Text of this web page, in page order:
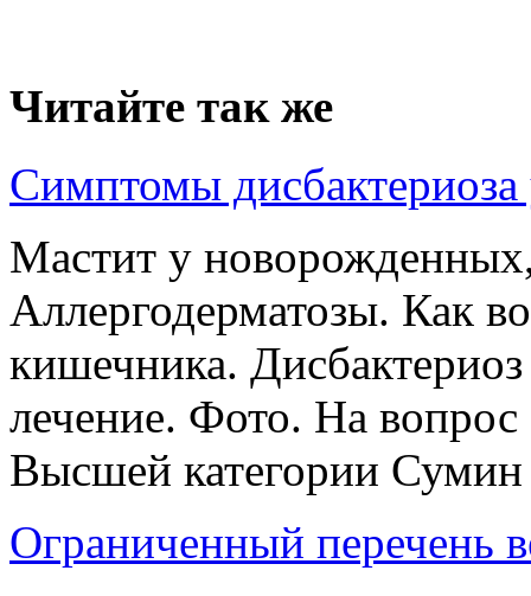
Читайте так же
Симптомы дисбактериоза
Мастит у
Аллергодерматозы. Как
кишечника.
лечение. Фото. На вопрос
Высшей категории
Ограниченный перечень